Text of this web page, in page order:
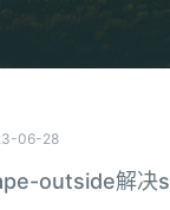
06-28
outside解决